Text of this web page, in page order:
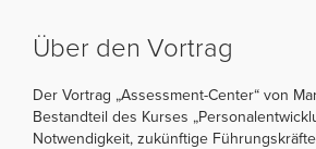
Über den Vortrag
Der Vortrag „Assessment-Center“ von
Bestandteil des Kurses
Notwendigkeit, zukünftige